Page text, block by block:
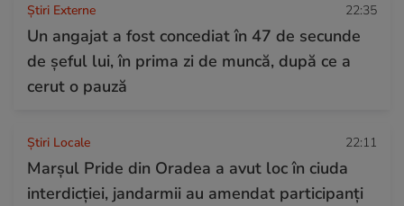
Știri Externe 22:35
Un angajat a fost concediat în 47 de secunde
de șeful lui, în prima zi de muncă, după ce a
cerut o pauză
Știri Locale 22:11
Marșul Pride din Oradea a avut loc în ciuda
interdicției, jandarmii au amendat participanți